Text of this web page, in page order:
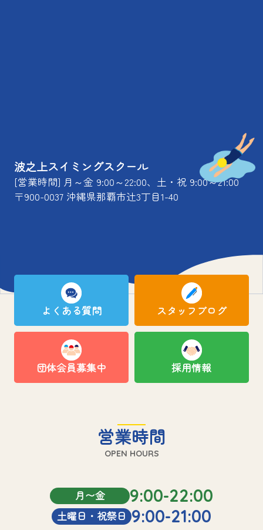
波之上スイミングスクール
[営業時間] 月～金 9:00～22:00、土・祝 9:00～21:00
〒900-0037 沖縄県那覇市辻3丁目1-40
よくある質問 スタッフブログ
団体会員募集中 採用情報
営業時間
OPEN HOURS
月〜金 9:00-22:00
土曜日・祝祭日 9:00-21:00